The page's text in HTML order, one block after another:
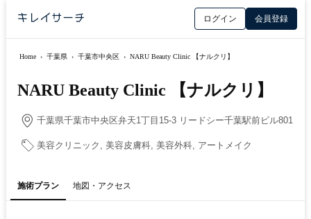
ログイン 会員登録
Home › 千葉県 › 千葉市中央区 › NARU Beauty Clinic 【ナルクリ】
NARU Beauty Clinic 【ナルクリ】
千葉県千葉市中央区弁天1丁目15-3 リードシー千葉駅前ビル801
美容クリニック, 美容皮膚科, 美容外科, アートメイク
施術プラン 地図・アクセス